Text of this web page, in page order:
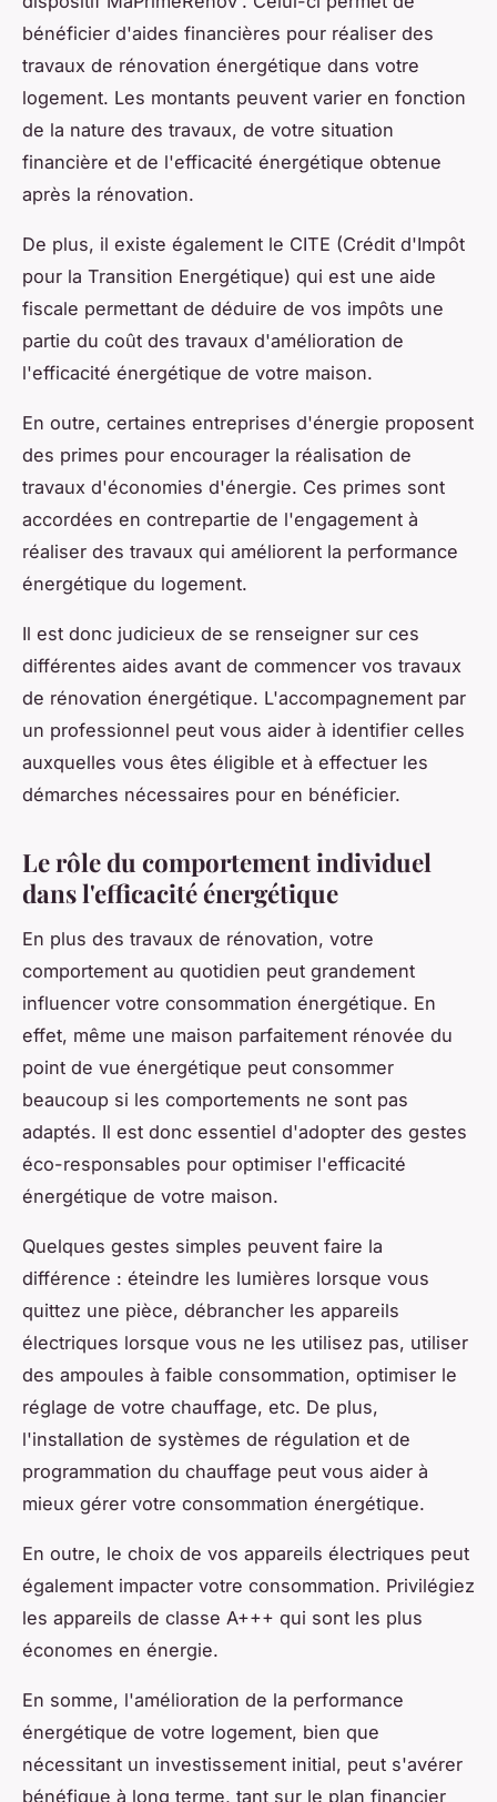
bénéficier d'aides financières pour réaliser des
travaux de rénovation énergétique dans votre
logement. Les montants peuvent varier en fonction
de la nature des travaux, de votre situation
financière et de l'efficacité énergétique obtenue
après la rénovation.
De plus, il existe également le CITE (Crédit d'Impôt
pour la Transition Energétique) qui est une aide
fiscale permettant de déduire de vos impôts une
partie du coût des travaux d'amélioration de
l'efficacité énergétique de votre maison.
En outre, certaines entreprises d'énergie proposent
des primes pour encourager la réalisation de
travaux d'économies d'énergie. Ces primes sont
accordées en contrepartie de l'engagement à
réaliser des travaux qui améliorent la performance
énergétique du logement.
Il est donc judicieux de se renseigner sur ces
différentes aides avant de commencer vos travaux
de rénovation énergétique. L'accompagnement par
un professionnel peut vous aider à identifier celles
auxquelles vous êtes éligible et à effectuer les
démarches nécessaires pour en bénéficier.
Le rôle du comportement individuel
dans l'efficacité énergétique
En plus des travaux de rénovation, votre
comportement au quotidien peut grandement
influencer votre consommation énergétique. En
effet, même une maison parfaitement rénovée du
point de vue énergétique peut consommer
beaucoup si les comportements ne sont pas
adaptés. Il est donc essentiel d'adopter des gestes
éco-responsables pour optimiser l'efficacité
énergétique de votre maison.
Quelques gestes simples peuvent faire la
différence : éteindre les lumières lorsque vous
quittez une pièce, débrancher les appareils
électriques lorsque vous ne les utilisez pas, utiliser
des ampoules à faible consommation, optimiser le
réglage de votre chauffage, etc. De plus,
l'installation de systèmes de régulation et de
programmation du chauffage peut vous aider à
mieux gérer votre consommation énergétique.
En outre, le choix de vos appareils électriques peut
également impacter votre consommation. Privilégiez
les appareils de classe A+++ qui sont les plus
économes en énergie.
En somme, l'amélioration de la performance
énergétique de votre logement, bien que
nécessitant un investissement initial, peut s'avérer
bénéfique à long terme, tant sur le plan financier